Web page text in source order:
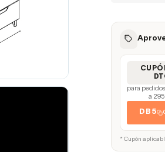
para
a
DB5
* Cupón